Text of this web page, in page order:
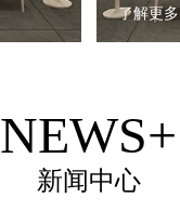
了解更多
NEWS+
新闻中心